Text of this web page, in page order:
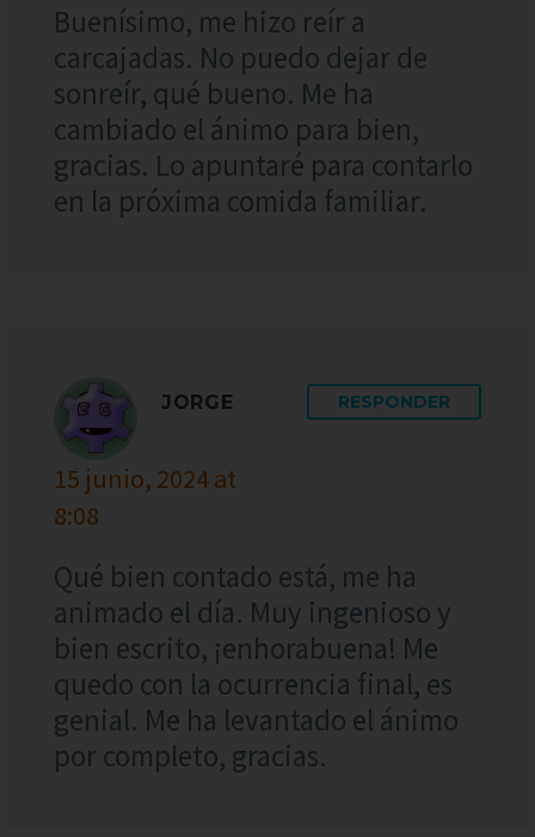
Buenísimo, me hizo reír a
carcajadas. No puedo dejar de
sonreír, qué bueno. Me ha
cambiado el ánimo para bien,
gracias. Lo apuntaré para contarlo
en la próxima comida familiar.
JORGE
15 junio, 2024 at
8:08
RESPONDER
Qué bien contado está, me ha
animado el día. Muy ingenioso y
bien escrito, ¡enhorabuena! Me
quedo con la ocurrencia final, es
genial. Me ha levantado el ánimo
por completo, gracias.